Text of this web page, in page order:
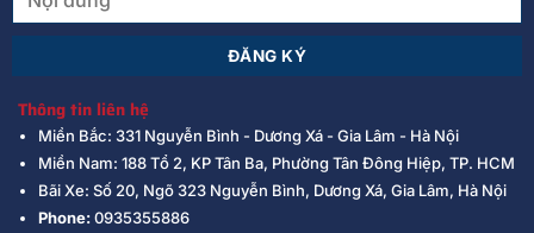
Thông tin liên hệ
Miền Bắc: 331 Nguyễn Bình - Dương Xá - Gia Lâm - Hà Nội
Miền Nam: 188 Tổ 2, KP Tân Ba, Phường Tân Đông Hiệp, TP. HCM
Bãi Xe: Số 20, Ngõ 323 Nguyễn Bình, Dương Xá, Gia Lâm, Hà Nội
Phone:0935355886